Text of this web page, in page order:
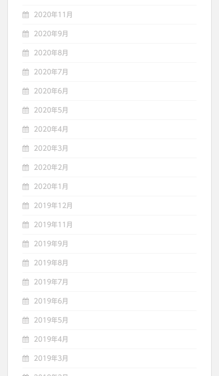
2020年11月
2020年9月
2020年8月
2020年7月
2020年6月
2020年5月
2020年4月
2020年3月
2020年2月
2020年1月
2019年12月
2019年11月
2019年9月
2019年8月
2019年7月
2019年6月
2019年5月
2019年4月
2019年3月